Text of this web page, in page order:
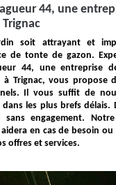
44, une
soit attrayant et
de tonte de gazon.
44, une entreprise
Trignac, vous propose
Il vous suffit de
les plus brefs délais.
engagement.
en cas de besoin
offres et services.